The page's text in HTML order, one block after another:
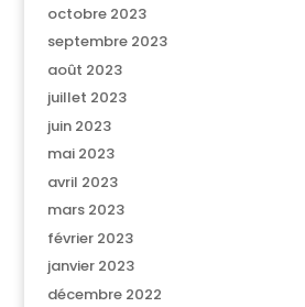
octobre 2023
septembre 2023
août 2023
juillet 2023
juin 2023
mai 2023
avril 2023
mars 2023
février 2023
janvier 2023
décembre 2022